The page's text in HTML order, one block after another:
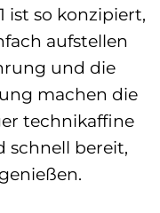
ist so konzipiert,
aufstellen
und die
machen die
technikaffine
schnell bereit,